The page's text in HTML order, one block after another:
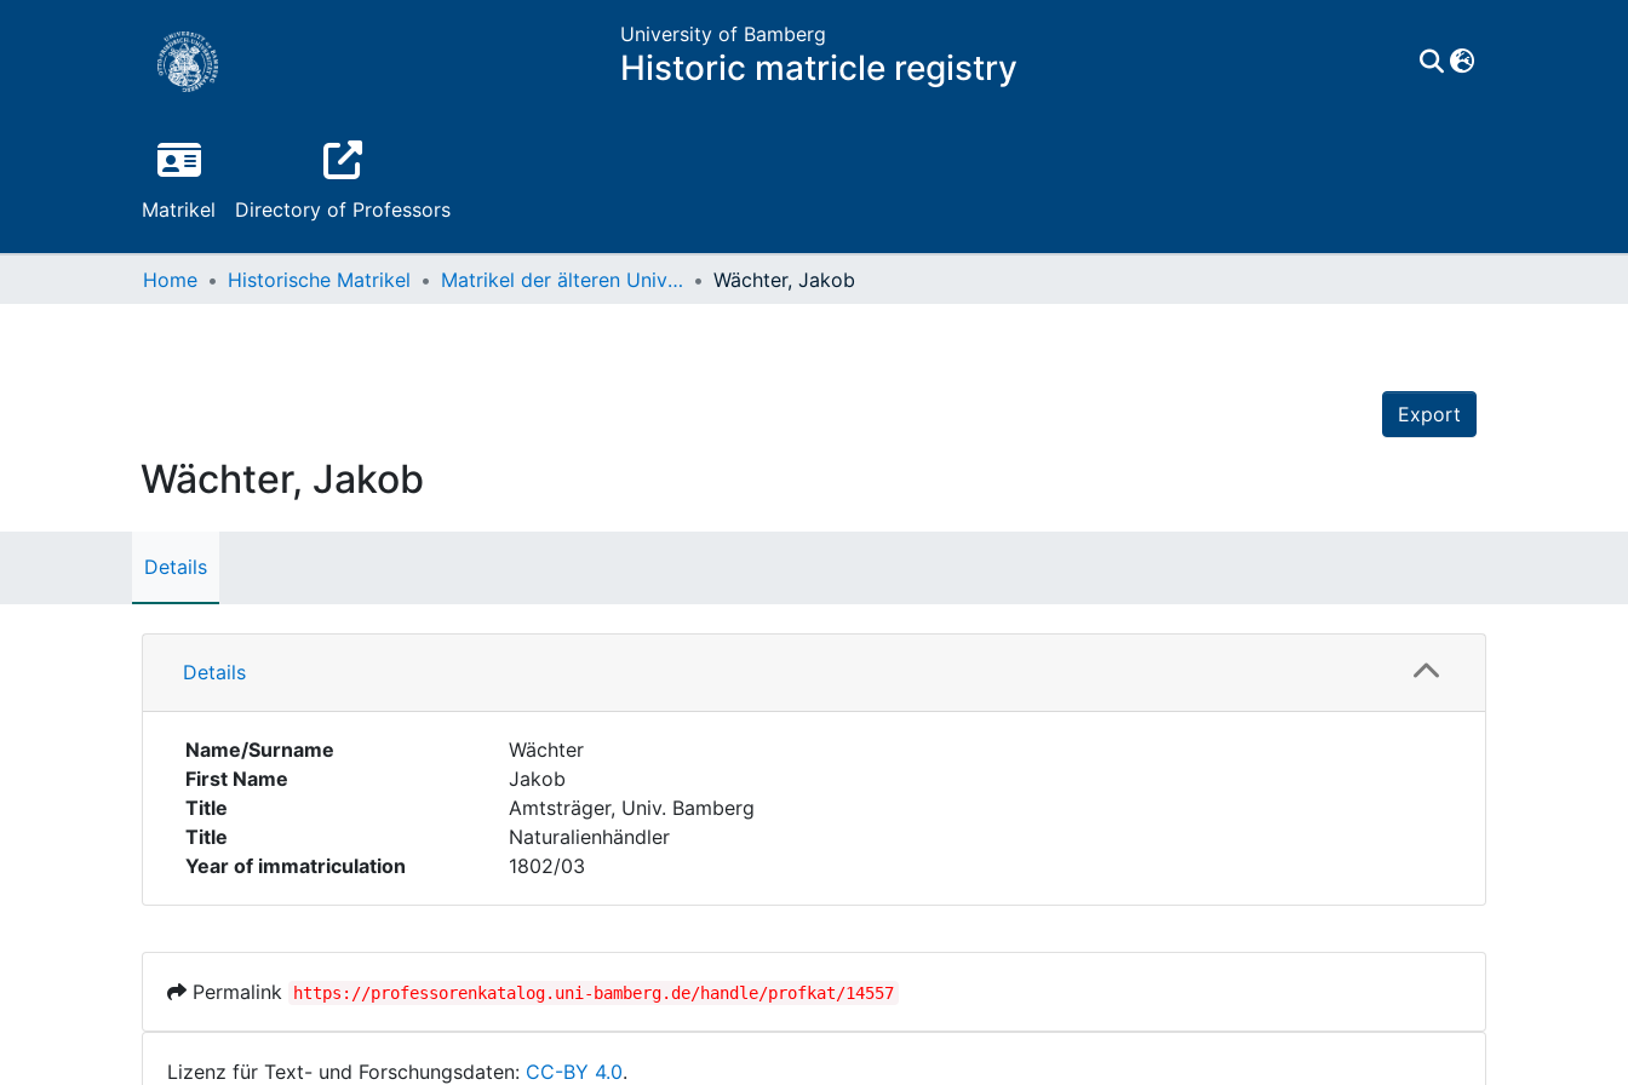
University of Bamberg
Historic matricle registry
Matrikel Directory of Professors
Home Historische Matrikel Matrikel der älteren Universität Wächter, Jakob
Export
Wächter, Jakob
Details
Details
Name/Surname
Wächter
First Name
Jakob
Title
Amtsträger, Univ. Bamberg
Title
Naturalienhändler
Year of immatriculation
1802/03
Permalink https://professorenkatalog.uni-bamberg.de/handle/profkat/14557
Lizenz für Text- und Forschungsdaten: CC-BY 4.0.